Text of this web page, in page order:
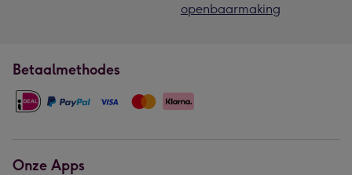
openbaarmaking
Betaalmethodes
Onze Apps